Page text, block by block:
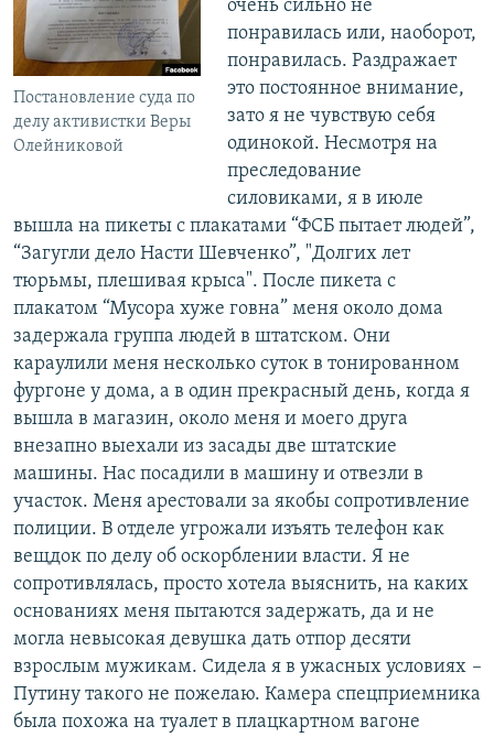
Постановление суда по
делу активистки Веры
Олейниковой
очень сильно не
понравилась или, наоборот,
понравилась. Раздражает
это постоянное внимание,
зато я не чувствую себя
одинокой. Несмотря на
преследование
силовиками, я в июле
вышла на пикеты с плакатами “ФСБ пытает людей”,
“Загугли дело Насти Шевченко”, "Долгих лет
тюрьмы, плешивая крыса". После пикета с
плакатом “Мусора хуже говна” меня около дома
задержала группа людей в штатском. Они
караулили меня несколько суток в тонированном
фургоне у дома, а в один прекрасный день, когда я
вышла в магазин, около меня и моего друга
внезапно выехали из засады две штатские
машины. Нас посадили в машину и отвезли в
участок. Меня арестовали за якобы сопротивление
полиции. В отделе угрожали изъять телефон как
вещдок по делу об оскорблении власти. Я не
сопротивлялась, просто хотела выяснить, на каких
основаниях меня пытаются задержать, да и не
могла невысокая девушка дать отпор десяти
взрослым мужикам. Сидела я в ужасных условиях –
Путину такого не пожелаю. Камера спецприемника
была похожа на туалет в плацкартном вагоне